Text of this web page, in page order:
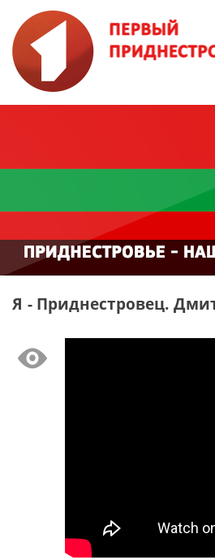
Я - Приднестровец.